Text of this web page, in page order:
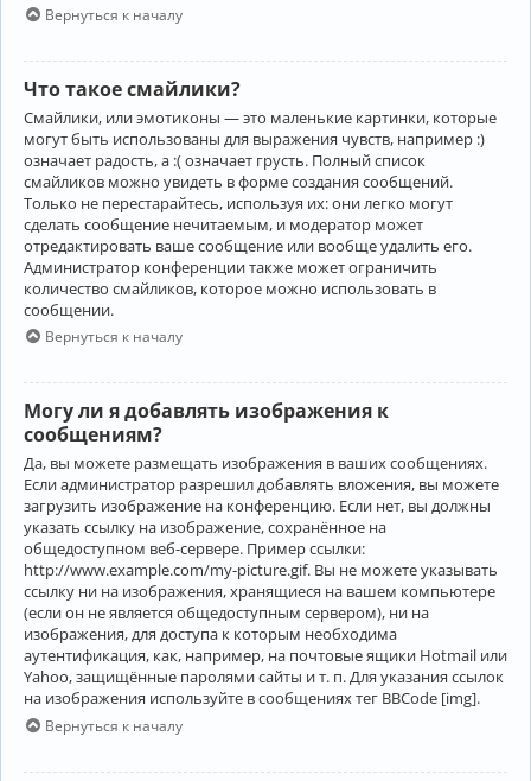
Вернуться к началу
Что такое смайлики?
Смайлики, или эмотиконы — это маленькие картинки, которые
могут быть использованы для выражения чувств, например :)
означает радость, а :( означает грусть. Полный список
смайликов можно увидеть в форме создания сообщений.
Только не перестарайтесь, используя их: они легко могут
сделать сообщение нечитаемым, и модератор может
отредактировать ваше сообщение или вообще удалить его.
Администратор конференции также может ограничить
количество смайликов, которое можно использовать в
сообщении.
Вернуться к началу
Могу ли я добавлять изображения к
сообщениям?
Да, вы можете размещать изображения в ваших сообщениях.
Если администратор разрешил добавлять вложения, вы можете
загрузить изображение на конференцию. Если нет, вы должны
указать ссылку на изображение, сохранённое на
общедоступном веб-сервере. Пример ссылки:
http://www.example.com/my-picture.gif. Вы не можете указывать
ссылку ни на изображения, хранящиеся на вашем компьютере
(если он не является общедоступным сервером), ни на
изображения, для доступа к которым необходима
аутентификация, как, например, на почтовые ящики Hotmail или
Yahoo, защищённые паролями сайты и т. п. Для указания ссылок
на изображения используйте в сообщениях тег BBCode [img].
Вернуться к началу